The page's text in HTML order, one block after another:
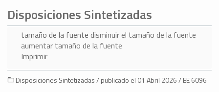
Disposiciones Sintetizadas
tamaño de la fuente disminuir el tamaño de la fuente
aumentar tamaño de la fuente
Imprimir
Disposiciones Sintetizadas / publicado el 01 Abril 2026 / EE 6096